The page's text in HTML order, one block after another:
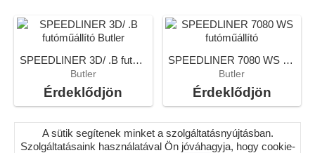
SPEEDLINER 3D/ .B futóműállító Butler
Butler
Érdeklődjön
SPEEDLINER 7080 WS futóműállító
Butler
Érdeklődjön
A sütik segítenek minket a szolgáltatásnyújtásban.
Szolgáltatásaink használatával Ön jóváhagyja, hogy cookie-